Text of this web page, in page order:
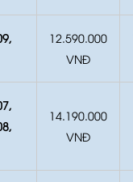
12.590.000
VNĐ
14.190.000
VNĐ